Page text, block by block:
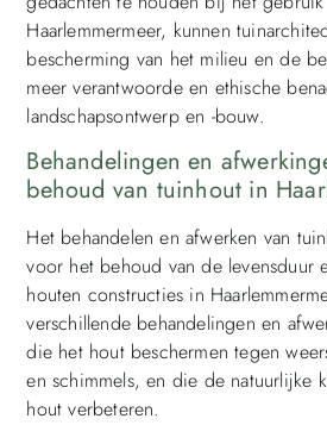
Haarlemmermeer, kunnen
bescherming van het milieu en de
meer verantwoorde en ethische
landschapsontwerp en -bouw.
Behandelingen en
behoud van tuinhout in
Het behandelen en afwerken van
voor het behoud van de levensduur
houten constructies in
verschillende behandelingen en
die het hout beschermen tegen
en schimmels, en die de natuurlijke
hout verbeteren.